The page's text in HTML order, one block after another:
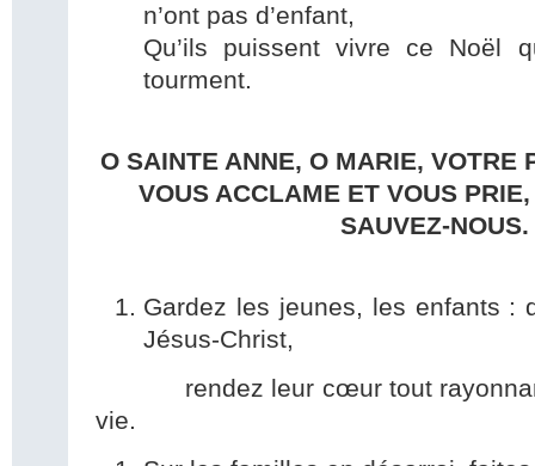
n’ont pas d’enfant,
Qu’ils puissent vivre ce Noël
tourment.
O SAINTE ANNE, O MARIE, VOTRE
VOUS ACCLAME ET VOUS
SAUVEZ-NOUS.
Gardez les jeunes, les enfants :
Jésus-Christ,
rendez leur cœur tout rayonnant
vie.